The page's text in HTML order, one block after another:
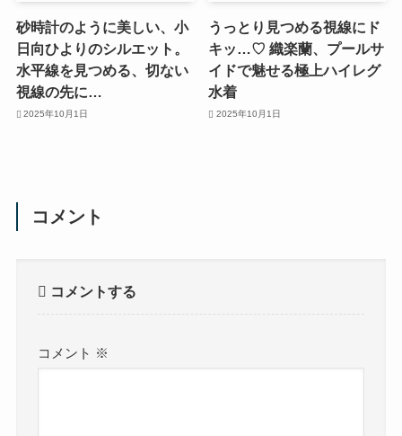
砂時計のように美しい、小
日向ひよりのシルエット。
水平線を見つめる、切ない
視線の先に…
2025年10月1日
うっとり見つめる視線にド
キッ…♡ 織楽蘭、プールサ
イドで魅せる極上ハイレグ
水着
2025年10月1日
コメント
コメントする
コメント ※